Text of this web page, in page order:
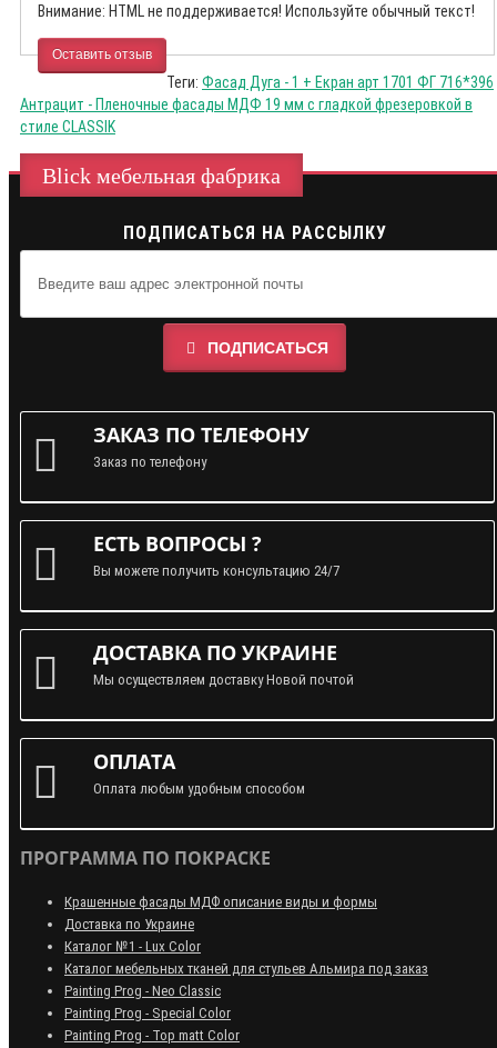
Внимание: HTML не поддерживается! Используйте обычный текст!
Оставить отзыв
Теги: Фасад Дуга - 1 + Екран арт 1701 ФГ 716*396
Антрацит - Пленочные фасады МДФ 19 мм с гладкой фрезеровкой в
стиле CLASSIK
Blick мебельная фабрика
ПОДПИСАТЬСЯ НА РАССЫЛКУ
ПОДПИСАТЬСЯ
ЗАКАЗ ПО ТЕЛЕФОНУ
Заказ по телефону
ЕСТЬ ВОПРОСЫ ?
Вы можете получить консультацию 24/7
ДОСТАВКА ПО УКРАИНЕ
Мы осуществляем доставку Новой почтой
ОПЛАТА
Оплата любым удобным способом
ПРОГРАММА ПО ПОКРАСКЕ
Крашенные фасады МДФ описание виды и формы
Доставка по Украине
Каталог №1 - Lux Color
Каталог мебельных тканей для стульев Альмира под заказ
Painting Prog - Neo Classiс
Painting Prog - Special Color
Painting Prog - Top matt Color